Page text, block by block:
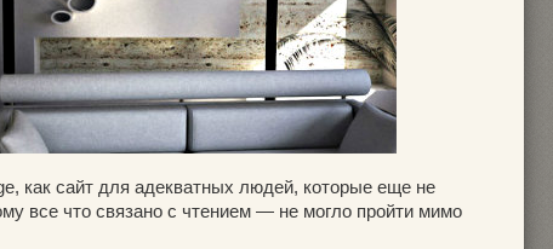
как сайт для адекватных людей, которые еще не
все что связано с чтением — не могло пройти мимо